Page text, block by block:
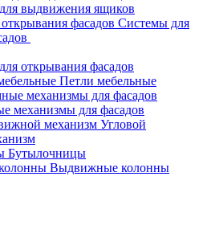
выдвижения ящиков
Системы для
открывания фасадов
Петли мебельные
механизмы для фасадов
Угловой
Бутылочницы
Выдвижные колонны